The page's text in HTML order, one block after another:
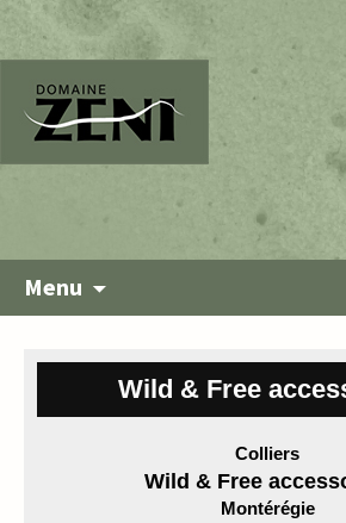
Menu
Wild & Free
Colliers
Wild & Free
Montérégie